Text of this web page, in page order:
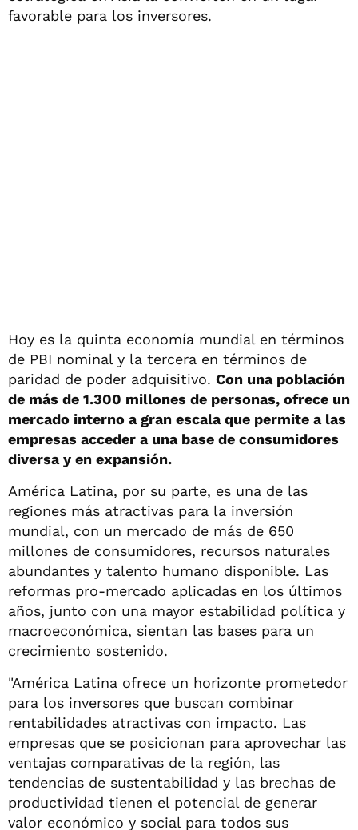
favorable para los inversores.
Hoy es la quinta economía mundial en términos
de PBI nominal y la tercera en términos de
paridad de poder adquisitivo. Con una población
de más de 1.300 millones de personas, ofrece un
mercado interno a gran escala que permite a las
empresas acceder a una base de consumidores
diversa y en expansión.
América Latina, por su parte, es una de las
regiones más atractivas para la inversión
mundial, con un mercado de más de 650
millones de consumidores, recursos naturales
abundantes y talento humano disponible. Las
reformas pro-mercado aplicadas en los últimos
años, junto con una mayor estabilidad política y
macroeconómica, sientan las bases para un
crecimiento sostenido.
"América Latina ofrece un horizonte prometedor
para los inversores que buscan combinar
rentabilidades atractivas con impacto. Las
empresas que se posicionan para aprovechar las
ventajas comparativas de la región, las
tendencias de sustentabilidad y las brechas de
productividad tienen el potencial de generar
valor económico y social para todos sus